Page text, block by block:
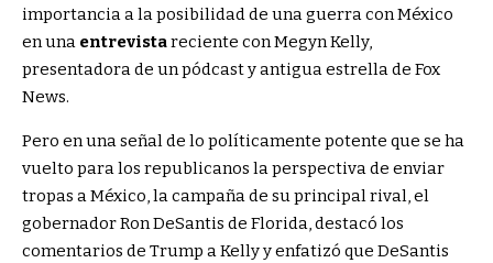
importancia a la posibilidad de una guerra con México
en una entrevistareciente con Megyn Kelly,
presentadora de un pódcast y antigua estrella de Fox
News.
Pero en una señal de lo políticamente potente que se ha
vuelto para los republicanos la perspectiva de enviar
tropas a México, la campaña de su principal rival, el
gobernador Ron DeSantis de Florida, destacó los
comentarios de Trump a Kelly y enfatizó que DeSantis